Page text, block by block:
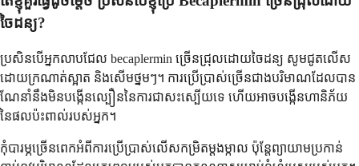
ចៃដន្យ?
ប្រសិនបើអ្នកលាបជែល becaplermin ច្រើនជ្រុលដោយចៃដន្យ សូមជូតលើស
ដោយក្រណាត់ស្អាត និងសើមថ្នមៗ។ ការប្រើប្រាស់ច្រើនជាងបរិមាណដែលបាន
ណែនាំនឹងមិនបង្កើនល្បឿននៃការជាសះស្បើយទេ ហើយអាចបង្កើនហានិភ័យ
នៃផលប៉ះពាល់របស់អ្នក។
កុំបារម្ភច្រើនពេកអំពីការប្រើប្រាស់លើសកម្រិតម្តងម្កាល ប៉ុន្តែព្យាយាមប្រកាន់